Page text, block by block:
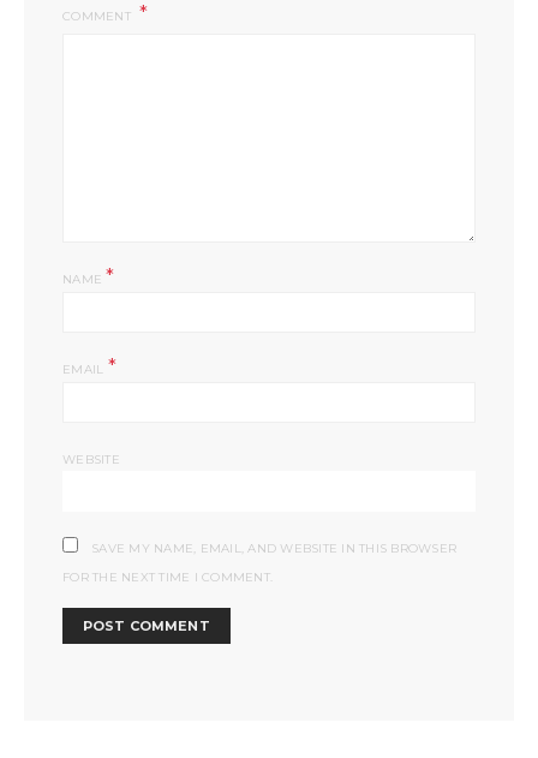
COMMENT
NAME*
EMAIL *
WEBSITE
SAVE MY NAME, EMAIL, AND WEBSITE IN THIS BROWSER
FOR THE NEXT TIME I COMMENT.